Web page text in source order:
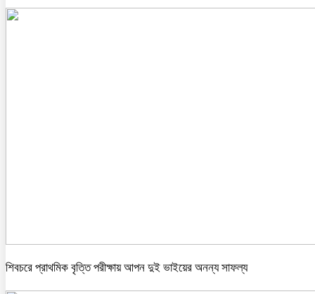
শিবচরে প্রাথমিক বৃত্তি পরীক্ষায় আপন দুই ভাইয়ের অনন্য সাফল্য